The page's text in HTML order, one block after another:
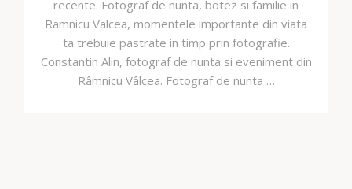
recente. Fotograf de nunta, botez si familie in
Ramnicu Valcea, momentele importante din viata
ta trebuie pastrate in timp prin fotografie.
Constantin Alin, fotograf de nunta si eveniment din
Râmnicu Vâlcea. Fotograf de nunta …